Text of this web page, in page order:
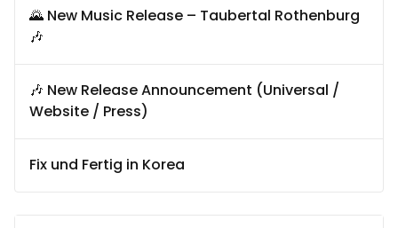
🌄 New Music Release – Taubertal Rothenburg
🎶
🎶 New Release Announcement (Universal /
Website / Press)
Fix und Fertig in Korea